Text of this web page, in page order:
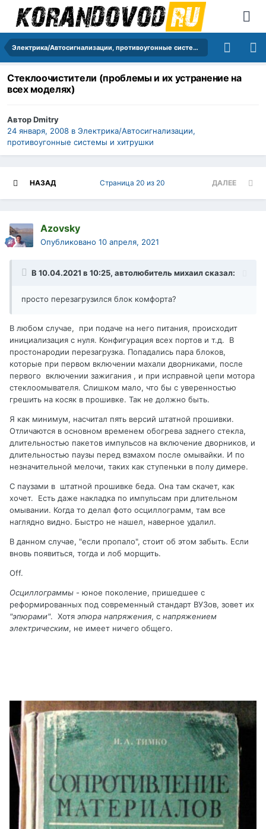
Электрика/Автосигнализации, противоугонные системы и хитрушки
Стеклоочистители (проблемы и их устранение на
всех моделях)
АвторDmitry
24 января, 2008 в Электрика/Автосигнализации,
противоугонные системы и хитрушки
НАЗАД ДАЛЕЕ
Страница 20 из 20
Azovsky
Опубликовано 10 апреля, 2021
В 10.04.2021 в 10:25, автолюбитель михаил сказал:
просто перезагрузился блок комфорта?
В любом случае, при подаче на него питания, происходит
инициализация с нуля. Конфигурация всех портов и т.д. В
простонародии перезагрузка. Попадались пара блоков,
которые при первом включении махали дворниками, после
первого включении зажигания , и при исправной цепи мотора
стеклоомывателя. Слишком мало, что бы с уверенностью
грешить на косяк в прошивке. Так не должно быть.
Я как минимум, насчитал пять версий штатной прошивки.
Отличаются в основном временем обогрева заднего стекла,
длительностью пакетов импульсов на включение дворников, и
длительностью паузы перед взмахом после омывайки. И по
незначительной мелочи, таких как ступеньки в полу димере.
С паузами в штатной прошивке беда. Она там скачет, как
хочет. Есть даже накладка по импульсам при длительном
омывании. Когда то делал фото осциллограмм, там все
наглядно видно. Быстро не нашел, наверное удалил.
В данном случае, "если пропало", стоит об этом забыть. Если
вновь появиться, тогда и лоб морщить.
Off.
Осциллограммы - юное поколение, пришедшее с
реформированных под современный стандарт ВУЗов, зовет их
"эпюрами". Хотя эпюра напряжения, с напряжением
электрическим, не имеет ничего общего.